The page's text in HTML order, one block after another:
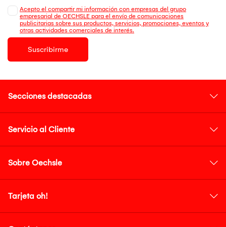
Acepto el compartir mi información con empresas del grupo
empresarial de OECHSLE para el envío de comunicaciones
publicitarias sobre sus productos, servicios, promociones, eventos y
otras actividades comerciales de interés.
Suscribirme
Secciones destacadas
Servicio al Cliente
Sobre Oechsle
Tarjeta oh!